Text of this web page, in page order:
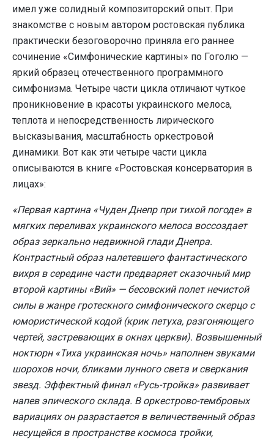
имел уже солидный композиторский опыт. При
знакомстве с новым автором ростовская публика
практически безоговорочно приняла его раннее
сочинение «Симфонические картины» по Гоголю —
яркий образец отечественного программного
симфонизма. Четыре части цикла отличают чуткое
проникновение в красоты украинского мелоса,
теплота и непосредственность лирического
высказывания, масштабность оркестровой
динамики. Вот как эти четыре части цикла
описываются в книге «Ростовская консерватория в
лицах»:
«Первая картина «Чуден Днепр при тихой погоде» в
мягких переливах украинского мелоса воссоздает
образ зеркально недвижной глади Днепра.
Контрастный образ налетевшего фантастического
вихря в середине части предваряет сказочный мир
второй картины «Вий» — бесовский полет нечистой
силы в жанре гротескного симфонического скерцо с
юмористической кодой (крик петуха, разгоняющего
чертей, застревающих в окнах церкви). Возвышенный
ноктюрн «Тиха украинская ночь» наполнен звуками
шорохов ночи, бликами лунного света и сверкания
звезд. Эффектный финал «Русь-тройка» развивает
напев эпического склада. В оркестрово-тембровых
вариациях он разрастается в величественный образ
несущейся в пространстве космоса тройки,